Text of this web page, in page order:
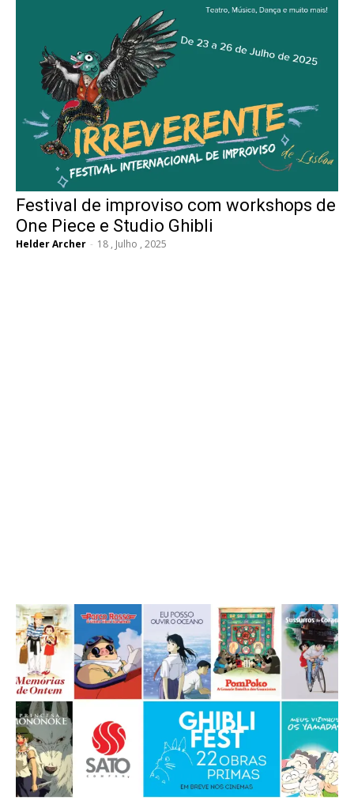
Festival de improviso com workshops de
One Piece e Studio Ghibli
Helder Archer - 18 , Julho , 2025